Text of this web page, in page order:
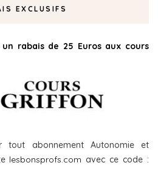
EXCLUSIFS
rabais de 25 Euros aux cours
abonnement Autonomie et
lesbonsprofs.com avec ce code :